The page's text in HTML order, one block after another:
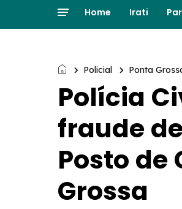
Home Irati
Policial Ponta
Polícia
fraude
Posto
Grossa